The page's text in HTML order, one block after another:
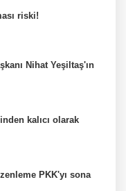
riski!
Nihat Yeşiltaş'ın
kalıcı olarak
PKK'yı sona